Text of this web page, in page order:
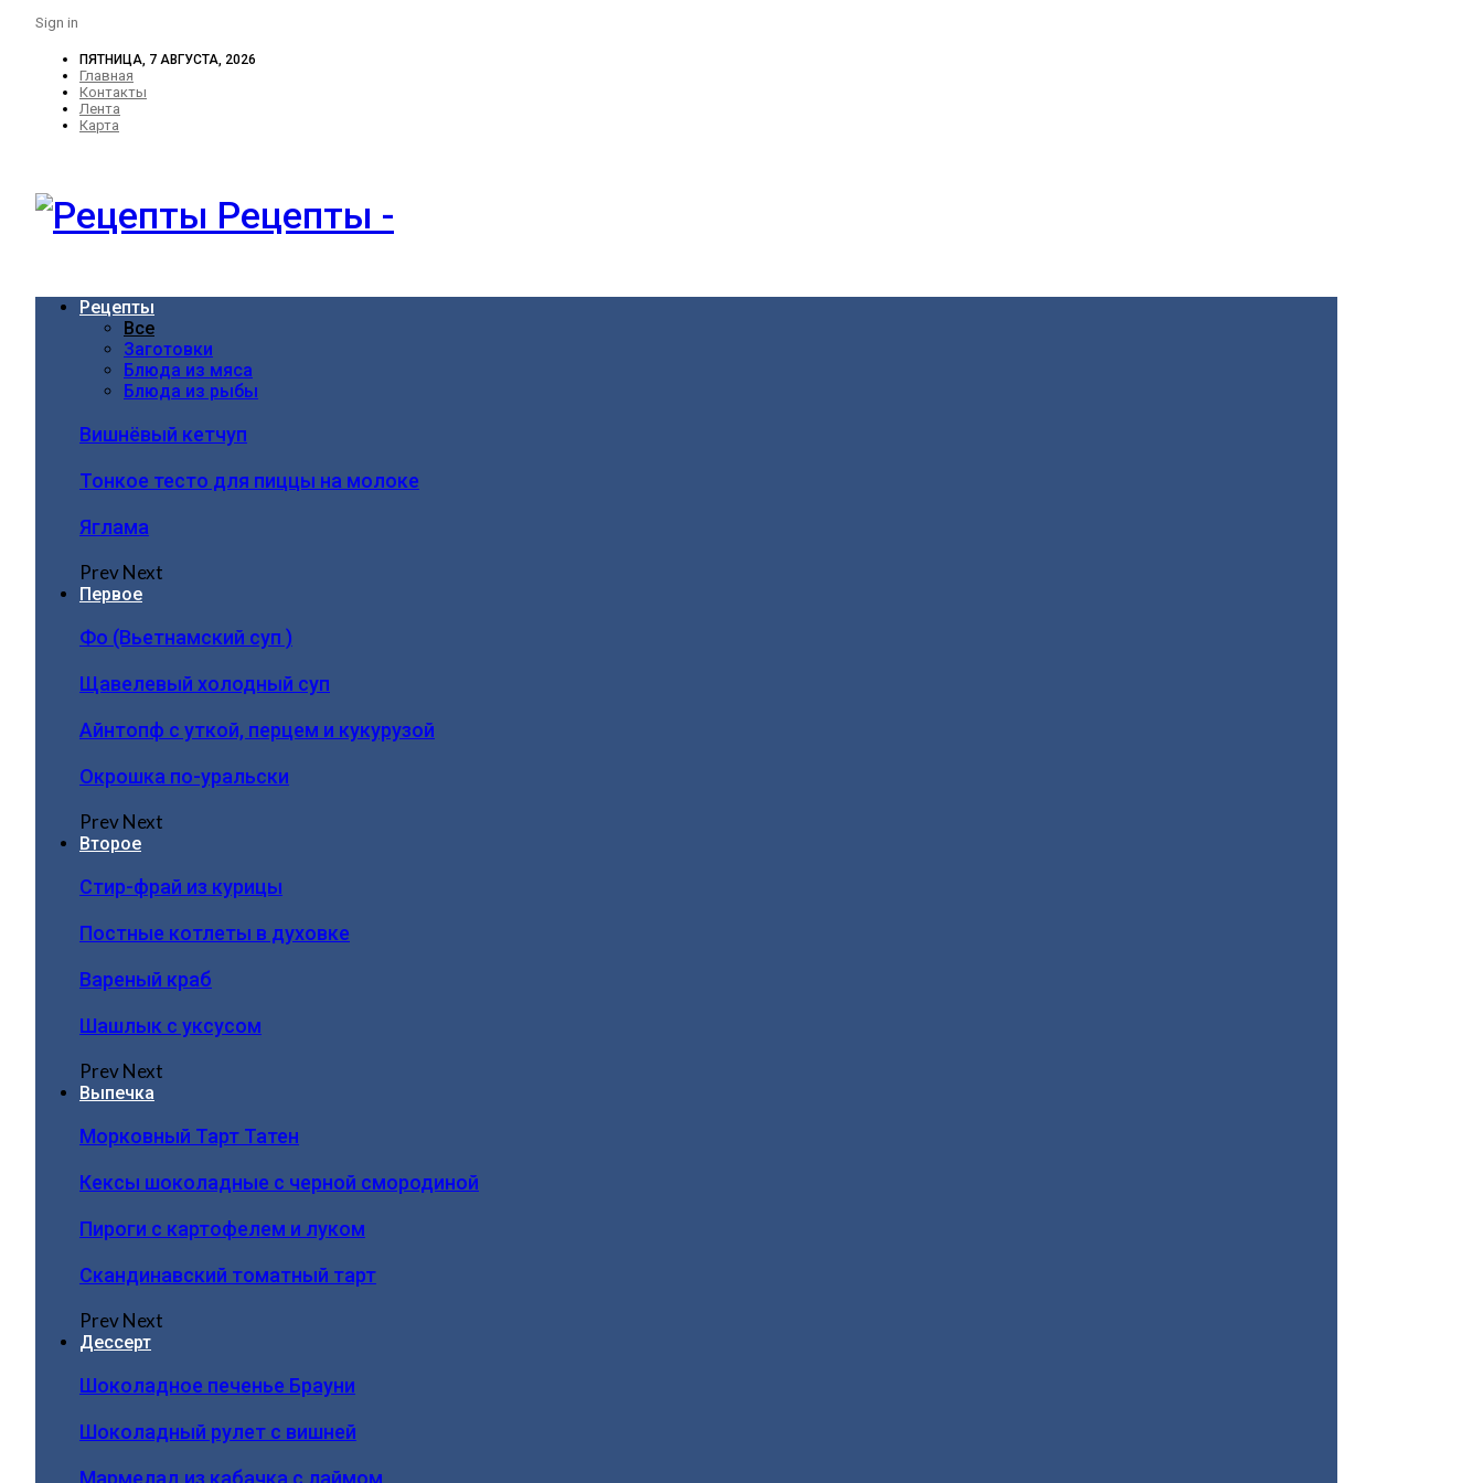
Sign in
ПЯТНИЦА, 7 АВГУСТА, 2026
Главная
Контакты
Лента
Карта
Рецепты -
Рецепты
Все
Заготовки
Блюда из мяса
Блюда из рыбы
Вишнёвый кетчуп
Тонкое тесто для пиццы на молоке
Яглама
PrevNext
Первое
Фо (Вьетнамский суп )
Щавелевый холодный суп
Айнтопф с уткой, перцем и кукурузой
Окрошка по-уральски
PrevNext
Второе
Стир-фрай из курицы
Постные котлеты в духовке
Вареный краб
Шашлык с уксусом
PrevNext
Выпечка
Морковный Тарт Татен
Кексы шоколадные с черной смородиной
Пироги c картофелем и луком
Скандинавский томатный тарт
PrevNext
Дессерт
Шоколадное печенье Брауни
Шоколадный рулет с вишней
Мармелад из кабачка с лаймом